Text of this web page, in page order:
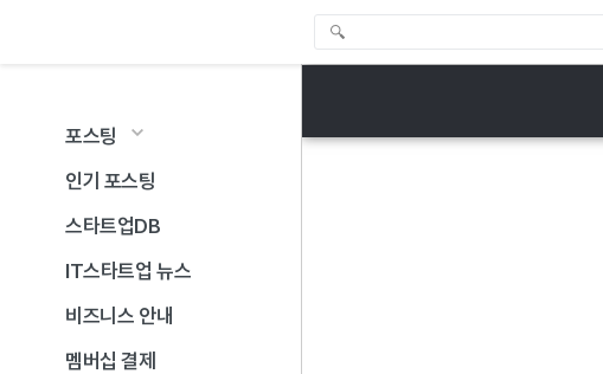
포스팅
인기 포스팅
스타트업DB
IT스타트업 뉴스
비즈니스 안내
멤버십 결제